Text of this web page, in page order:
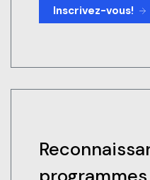
Inscrivez-vous!